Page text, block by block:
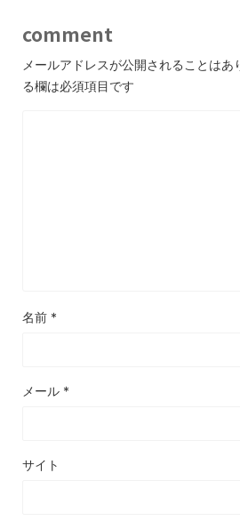
comment
メールアドレスが公開されることはあ
る欄は必須項目です
名前 *
メール *
サイト